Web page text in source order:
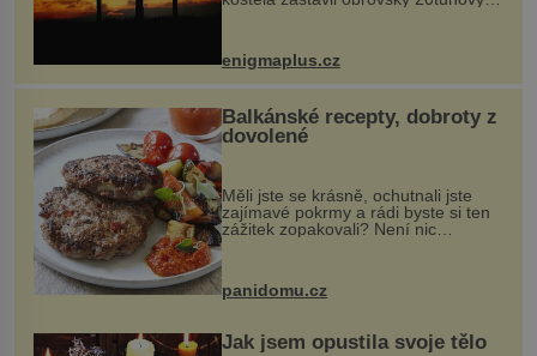
...
enigmaplus.cz
Balkánské recepty, dobroty z
dovolené
Měli jste se krásně, ochutnali jste
zajímavé pokrmy a rádi byste si ten
zážitek zopakovali? Není nic
snazšího. Pljeskavica (10 porcí)
Možná jste ji ochutnali na dovolené v
bývalé Jugoslávii, lze ji vi...
panidomu.cz
Jak jsem opustila svoje tělo